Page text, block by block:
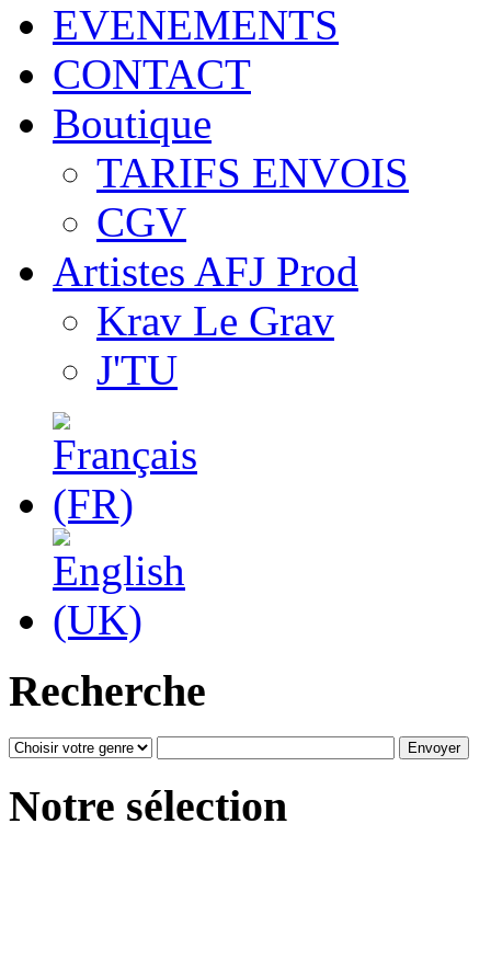
EVENEMENTS
CONTACT
Boutique
TARIFS ENVOIS
CGV
Artistes AFJ Prod
Krav Le Grav
J'TU
Recherche
Notre sélection